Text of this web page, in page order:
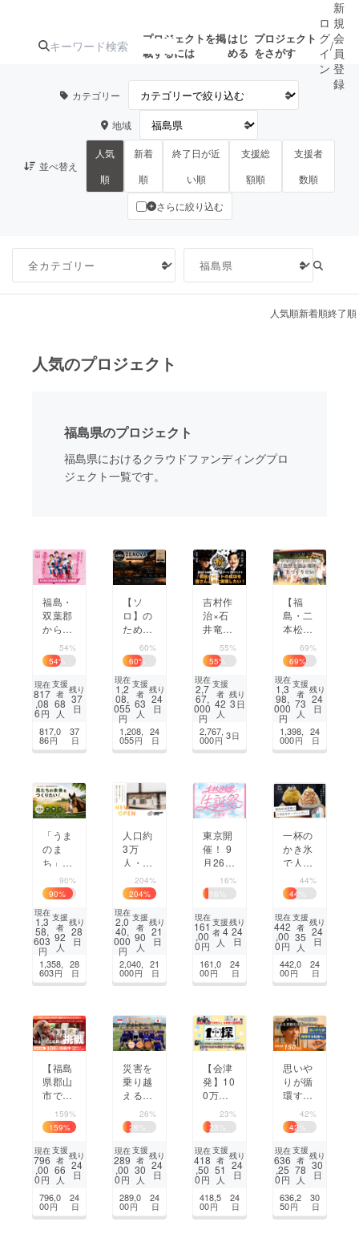
プロジェクトを掲
載するには
はじ
める
プロジェクト
をさがす
注目のリ
ターン
注目の新着プロ
ジェクト
募集終了が近いプ
ロジェクト
もうすぐ公開
されます
アート・写真
テクノロジー・ガジェット ゲーム・サ
CAMPFIRE for Social Good
CAMPFIREふるさと納税 machi-ya コミュニティ
ロ
グ
イ
ン
/
新
規
会
員
登
録
カテゴリー
地域
並べ替え
人気
順
新着
順
終了日が近
い順
支援総
額順
支援者
数順
さらに絞り込む
人気順新着順終了順
人気のプロジェクト
福島県のプロジェクト
福島県におけるクラウドファンディングプロ
ジェクト一覧です。
福島・
双葉郡
から、
スポー
ツを通
じて地
域と未
来に希
望を届
54%
54%
現在
817
,08
6円
支援
者
68
人
残り
37
日
817,0
86円
37
日
【ソ
ロ】の
ための
カフェ
＆【み
んな】
で絆を
深めよ
う民泊
『ZEN
OVA』
を開
60%
60%
現在
1,2
08,
055
円
支援
者
63
人
残り
24
日
1,208,
055円
24
日
吉村作
治×石
井竜也
｜震災
15年、
福島・
浜通り
で「未
来の
夢」を
紡ぐ
アート
55%
55%
現在
2,7
67,
000
円
支援
者
42
人
残り
3日
2,767,
000円 3日
【福
島・二
本松
市】震
災後の
子ども
たち
へ、自
然と遊
ぶ体験
施設を
つくり
69%
69%
現在
1,3
98,
000
円
支援
者
73
人
残り
24
日
1,398,
000円
24
日
「うま
のま
ち」福
島県南
相馬市
から、
馬たち
の未来
をつく
りた
い！
90%
90%
現在
1,3
58,
603
円
支援
者
92
人
残り
28
日
1,358,
603円
28
日
人口約
3万
人・福
島のへ
そのま
ちか
ら、福
島県の
入口と
なるカ
フェ＆
バルを
204%
204%
現在
2,0
40,
000
円
支援
者
90
人
残り
21
日
2,040,
000円
21
日
東京開
催！ 9
月26日
（土）
「木村
沙由里
生誕
祭」を
成功さ
う！
16%
16
現在
161
,00
0円
支援
者4
人
残り
24
日
161,0
00円
24
日
一杯の
かき氷
で人が
集う場
所を川
俣町
に。と
いろ氷
店の夢
してく
ださ
44%
44
現在
442
,00
0円
支援
者
35
人
残り
24
日
442,0
00円
24
日
【福島
県郡山
市で創
業155
年】の
伝統と
極上の
辛口酒
『雪小
危機か
らの脱
159%
159%
現在
796
,00
0円
支援
者
66
人
残り
24
日
796,0
00円
24
日
災害を
乗り越
える力
をサッ
カーと
とも
に。イ
ンドネ
シアの
の高校
生を福
26%
26
現在
289
,00
0円
支援
者
30
人
残り
24
日
289,0
00円
24
日
【会津
発】10
0万円
で高校
生探究
の“最
初の一
歩”を
支えた
0探」
23%
23
現在
418
,50
0円
支援
者
51
人
残り
24
日
418,5
00円
24
日
思いや
りが循
環する
社会
へ。ペ
イフォ
ワード
の価値
観を広
籍を出
版した
42%
42
現在
636
,25
0円
支援
者
78
人
残り
30
日
636,2
50円
30
日